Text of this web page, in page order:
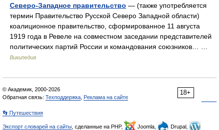
Северо-Западное правительство — (также употребляется
термин Правительство Русской Северо Западной области)
коалиционное правительство, сформированное 11 августа
1919 года в Ревеле на совместном заседании представителей
политических партий России и командования союзников… …
Википедия
18+
© Академик, 2000-2026
Обратная связь: Техподдержка Реклама на сайте
👣 Путешествия
Экспорт словарей на сайты , сделанные на PHP, Joomla,
Drupal,